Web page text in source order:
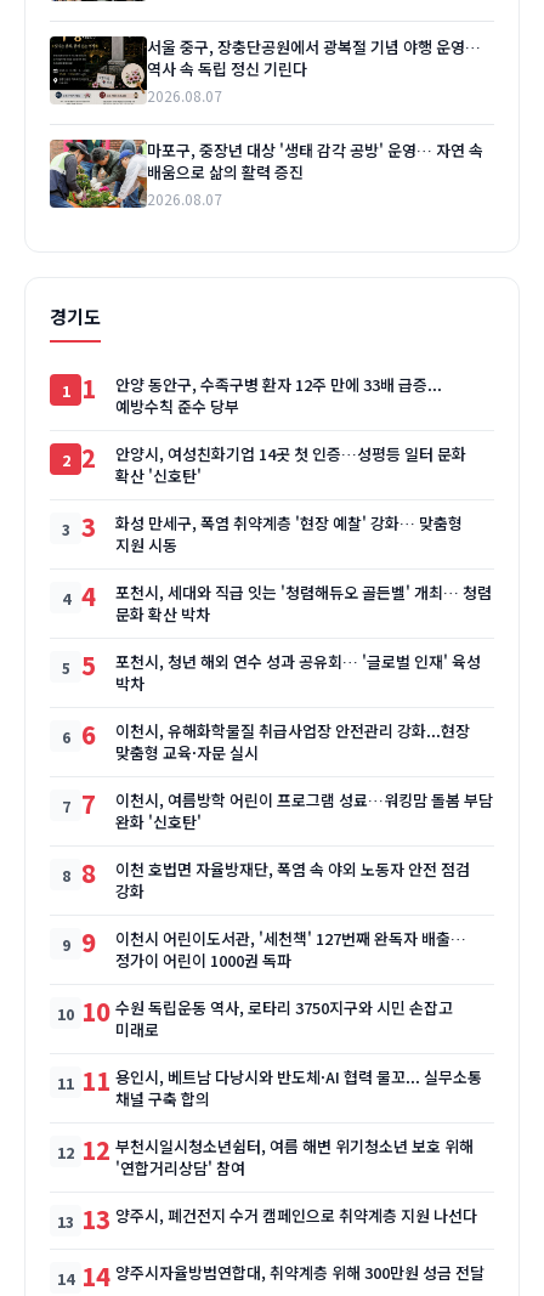
서울 중구, 장충단공원에서 광복절 기념 야행 운영…
역사 속 독립 정신 기린다
2026.08.07
마포구, 중장년 대상 '생태 감각 공방' 운영… 자연 속
배움으로 삶의 활력 증진
2026.08.07
경기도
1
안양 동안구, 수족구병 환자 12주 만에 33배 급증...
예방수칙 준수 당부
2
안양시, 여성친화기업 14곳 첫 인증…성평등 일터 문화
확산 '신호탄'
3
화성 만세구, 폭염 취약계층 '현장 예찰' 강화… 맞춤형
지원 시동
4
포천시, 세대와 직급 잇는 '청렴해듀오 골든벨' 개최… 청렴
문화 확산 박차
5
포천시, 청년 해외 연수 성과 공유회… '글로벌 인재' 육성
박차
6
이천시, 유해화학물질 취급사업장 안전관리 강화...현장
맞춤형 교육·자문 실시
7
이천시, 여름방학 어린이 프로그램 성료…워킹맘 돌봄 부담
완화 '신호탄'
8
이천 호법면 자율방재단, 폭염 속 야외 노동자 안전 점검
강화
9
이천시 어린이도서관, '세천책' 127번째 완독자 배출…
정가이 어린이 1000권 독파
10 수원 독립운동 역사, 로타리 3750지구와 시민 손잡고
미래로
11 용인시, 베트남 다낭시와 반도체·AI 협력 물꼬... 실무소통
채널 구축 합의
12 부천시일시청소년쉼터, 여름 해변 위기청소년 보호 위해
'연합거리상담' 참여
13 양주시, 폐건전지 수거 캠페인으로 취약계층 지원 나선다
14 양주시자율방범연합대, 취약계층 위해 300만원 성금 전달